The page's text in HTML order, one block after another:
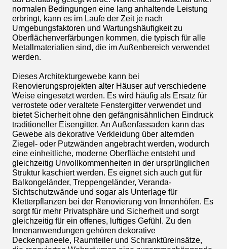
normalen Bedingungen eine lang anhaltende Leistung
erbringt, kann es im Laufe der Zeit je nach
Umgebungsfaktoren und Wartungshäufigkeit zu
Oberflächenverfärbungen kommen, die typisch für alle
Metallmaterialien sind, die im Außenbereich verwendet
werden.
Dieses Architekturgewebe kann bei
Renovierungsprojekten alter Häuser auf verschiedene
Weise eingesetzt werden. Es wird häufig als Ersatz für
verrostete oder veraltete Fenstergitter verwendet und
bietet Sicherheit ohne den gefängnisähnlichen Eindruck
traditioneller Eisengitter. An Außenfassaden kann das
Gewebe als dekorative Verkleidung über alternden
Ziegel- oder Putzwänden angebracht werden, wodurch
eine einheitliche, moderne Oberfläche entsteht und
gleichzeitig Unvollkommenheiten in der ursprünglichen
Struktur kaschiert werden. Es eignet sich auch gut für
Balkongeländer, Treppengeländer, Veranda-
Sichtschutzwände und sogar als Unterlage für
Kletterpflanzen bei der Renovierung von Innenhöfen. Es
sorgt für mehr Privatsphäre und Sicherheit und sorgt
gleichzeitig für ein offenes, luftiges Gefühl. Zu den
Innenanwendungen gehören dekorative
Deckenpaneele, Raumteiler und Schranktüreinsätze,